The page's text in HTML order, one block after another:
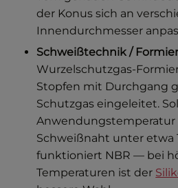
der Konus sich an
Innendurchmesser
Schweißtechnik /
Wurzelschutzgas-
Stopfen mit Durchgang
Schutzgas eingeleitet.
Anwendungstemperatur
Schweißnaht unter etwa
funktioniert NBR — bei
Temperaturen ist der